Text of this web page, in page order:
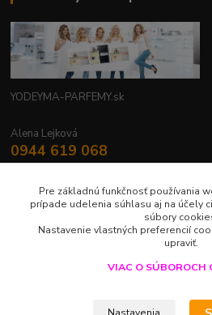
YODEYMA-PARFEMY.sk
Alena Lejková
0944 619 068
Nonstop
yodeyma.parfemy@gmail.com
Upravit sběr
Pre základnú funkčnosť používania
prípade udelenia súhlasu aj na účely
súbory
Nastavenie vlastných preferencií
upraviť.
VIAC O SÚBOROCH